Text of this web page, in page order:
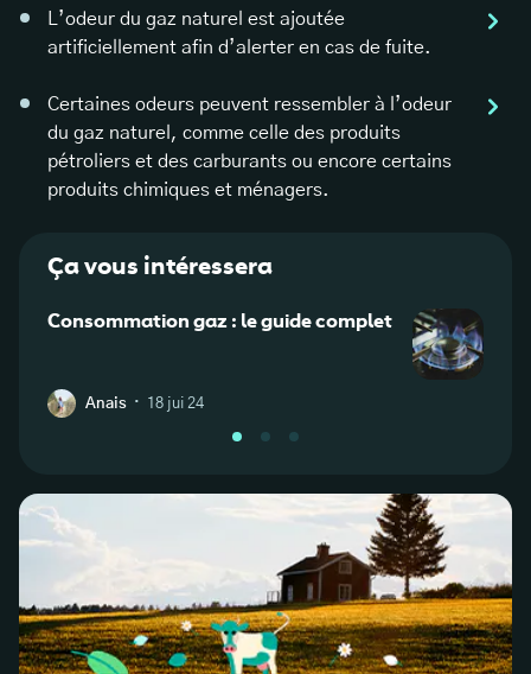
L’odeur du gaz naturel est ajoutée
artificiellement afin d’alerter en cas de fuite.
Certaines odeurs peuvent ressembler à l’odeur
du gaz naturel, comme celle des produits
pétroliers et des carburants ou encore certains
produits chimiques et ménagers.
Ça vous intéressera
Consommation gaz : le guide complet
Anais · 18 jui 24